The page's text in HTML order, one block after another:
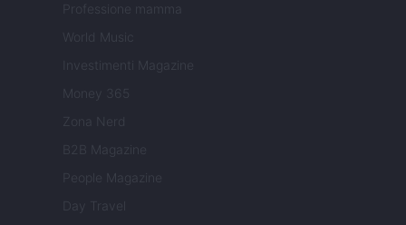
Professione mamma
World Music
Investimenti Magazine
Money 365
Zona Nerd
B2B Magazine
People Magazine
Day Travel